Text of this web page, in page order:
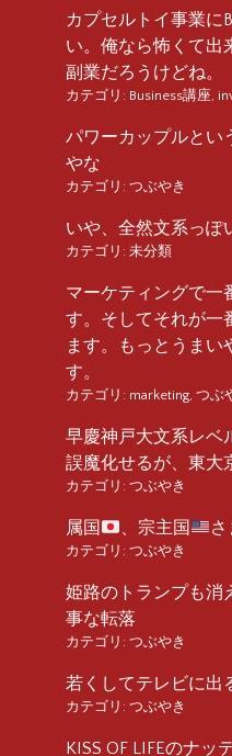
カプセルトイ事業に
い。俺なら怖くて出
副業だろうけどね。
カテゴリ: Business講座,
パワーカップルとい
やな
カテゴリ: つぶやき
いや、全然文系っ
カテゴリ: 未分類
マーケティングで一
す。そしてそれが一
ます。もっとうまい
す。
カテゴリ: marketing, つぶ
早慶神戸大文系レベ
誤魔化せるが、東大
カテゴリ: つぶやき
属国 、宗主国
カテゴリ: つぶやき
姫路のトランプも消
事な転落
カテゴリ: つぶやき
若くしてテレビに出
カテゴリ: つぶやき
KISS OF LIFEのナッ